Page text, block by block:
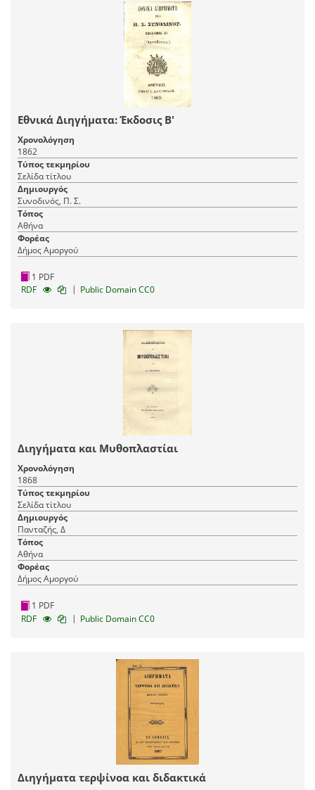
Εθνικά Διηγήματα: Έκδοσις Β'
Χρονολόγηση
1862
Τύπος τεκμηρίου
Σελίδα τίτλου
Δημιουργός
Συνοδινός, Π. Σ.
Τόπος
Αθήνα
Φορέας
Δήμος Αμοργού
1 PDF
RDF
| Public Domain CC0
Διηγήματα και Μυθοπλαστίαι
Χρονολόγηση
1868
Τύπος τεκμηρίου
Σελίδα τίτλου
Δημιουργός
Πανταζής, Δ
Τόπος
Αθήνα
Φορέας
Δήμος Αμοργού
1 PDF
RDF
| Public Domain CC0
Διηγήματα τερψίνοα και διδακτικά